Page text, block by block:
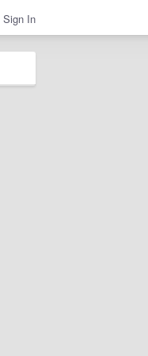
Sign In